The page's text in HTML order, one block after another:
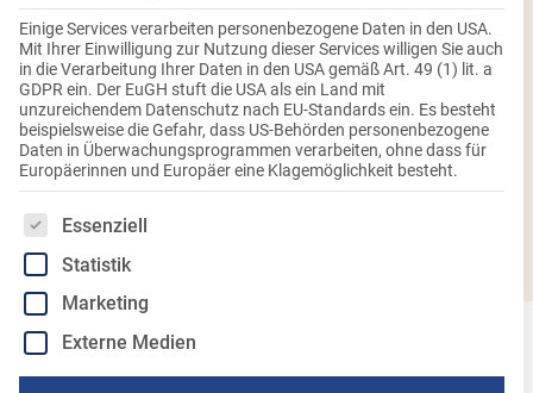
denn selbst wenn es hierzulande gerade keine Saison hat,
kann es schnell aus dem Ausland importiert werden. In den
letzten Jahren nimmt jedoch der Wunsch der Kunden nach
saisonalen Produkten aus der Heimat wieder zu. Das
Thema Regionalität ist jedoch nicht nur in den Köpfen der
Verbraucher, sondern auch Burgis legt großen Wert auf
Regionalität. Das heimatverbundene Familienunternehmen
verwendet für seine Produkte ausschließlich Kartoffeln aus
der Region und in höchster Qualität.
Einige Services verarbeiten personenbezogene Daten in den USA.
Mit Ihrer Einwilligung zur Nutzung dieser Services willigen Sie auch
in die Verarbeitung Ihrer Daten in den USA gemäß Art. 49 (1) lit. a
GDPR ein. Der EuGH stuft die USA als ein Land mit
unzureichendem Datenschutz nach EU-Standards ein. Es besteht
beispielsweise die Gefahr, dass US-Behörden personenbezogene
Daten in Überwachungsprogrammen verarbeiten, ohne dass für
Europäerinnen und Europäer eine Klagemöglichkeit besteht.
Es folgt eine Liste der Service-Gruppen, für die eine
Essenziell
Statistik
Marketing
Externe Medien